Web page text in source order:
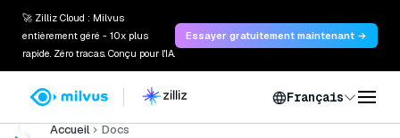
🚀 Zilliz Cloud : Milvus
entièrement géré - 10x plus
rapide. Zéro tracas. Conçu pour l'IA.
Essayer gratuitement maintenant →
Français
Accueil Docs